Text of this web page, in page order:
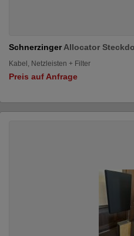
SchnerzingerAllocator
Kabel, Netzleisten + Filter
Preis auf Anfrage